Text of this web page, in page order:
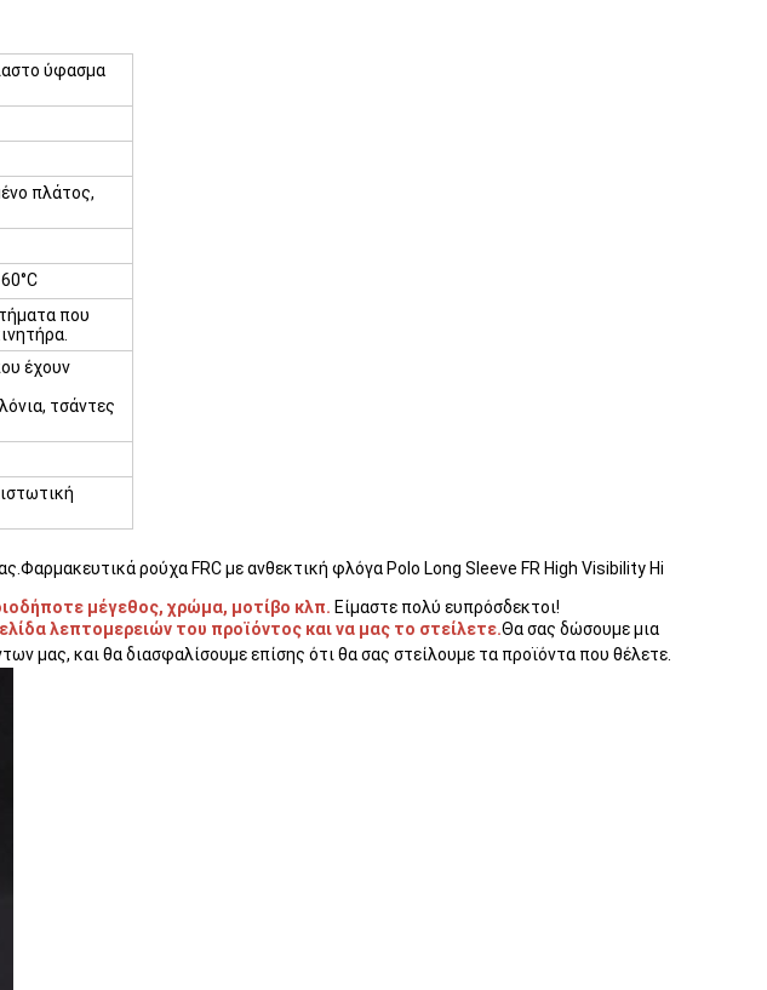
ύφασμα
πλάτος,
που
έχουν
τσάντες
ρούχα FRC με ανθεκτική φλόγα Polo Long Sleeve FR High Visibility Hi
μέγεθος, χρώμα, μοτίβο κλπ. Είμαστε πολύ ευπρόσδεκτοι!
λεπτομερειών του προϊόντος και να μας το στείλετε.Θα σας δώσουμε μια
μας, και θα διασφαλίσουμε επίσης ότι θα σας στείλουμε τα προϊόντα που θέλετε.